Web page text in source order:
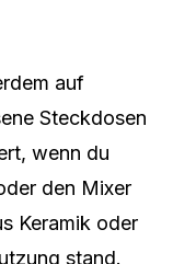
auf
Steckdosen
wenn du
den Mixer
Keramik oder
stand.